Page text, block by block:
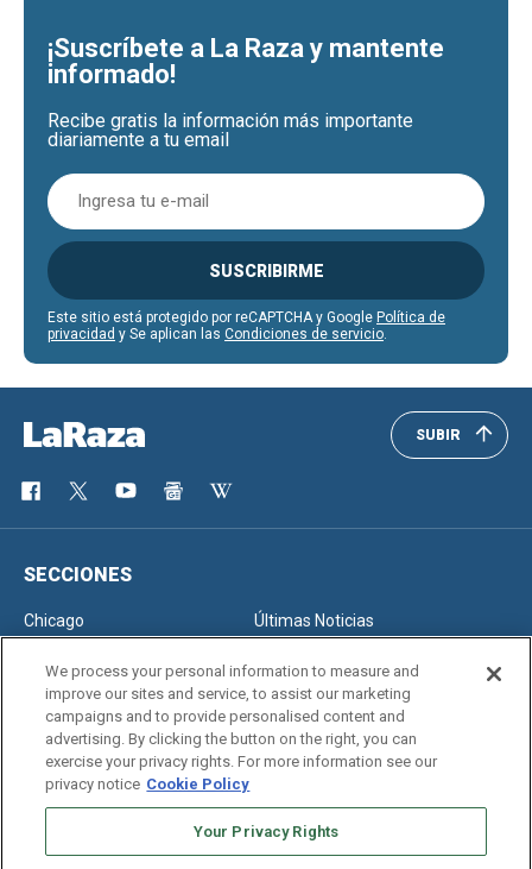
¡Suscríbete a La Raza y mantente
informado!
Recibe gratis la información más importante
diariamente a tu email
SUSCRIBIRME
Este sitio está protegido por reCAPTCHA y Google Política de
privacidad y Se aplican las Condiciones de servicio
SUBIR
SECCIONES
Chicago
Últimas Noticias
SERVICIOS
Newsletter
Edición Impresa
We process your personal information to measure and
improve our sites and service, to assist our marketing
campaigns and to provide personalised content and
advertising. By clicking the button on the right, you can
exercise your privacy rights. For more information see our
privacy notice Cookie Policy
Your Privacy Rights